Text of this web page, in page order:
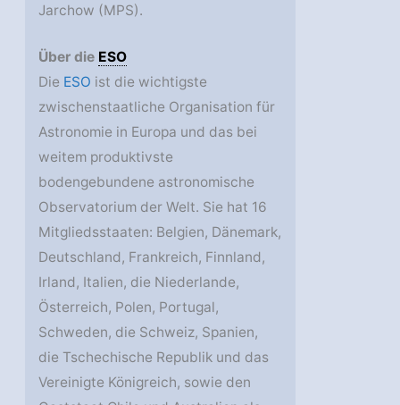
Jarchow (MPS).
Über die ESO
Die ESO ist die wichtigste
zwischenstaatliche Organisation für
Astronomie in Europa und das bei
weitem produktivste
bodengebundene astronomische
Observatorium der Welt. Sie hat 16
Mitgliedsstaaten: Belgien, Dänemark,
Deutschland, Frankreich, Finnland,
Irland, Italien, die Niederlande,
Österreich, Polen, Portugal,
Schweden, die Schweiz, Spanien,
die Tschechische Republik und das
Vereinigte Königreich, sowie den